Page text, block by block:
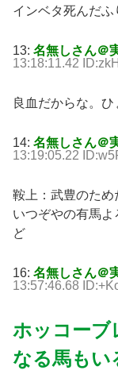
インベタ死んだ
13: 名無しさん＠
13:18:11.42
良血だからな。ひ
14: 名無しさん＠
13:19:05.22
鞍上：武豊のため
いつぞやの有馬
ど
16: 名無しさん＠
13:57:46.68
ホッコーブ
なる馬も